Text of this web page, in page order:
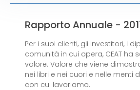
Rapporto Annuale -
Per i suoi clienti, gli investitori, i
comunità in cui opera, CEAT ha
valore. Valore che viene
nei libri e nei cuori e nelle menti
con cui lavoriamo.